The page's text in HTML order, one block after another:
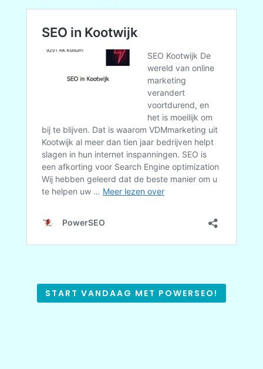
START VANDAAG MET POWERSEO!